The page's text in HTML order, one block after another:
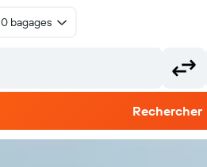
bagages
Rechercher